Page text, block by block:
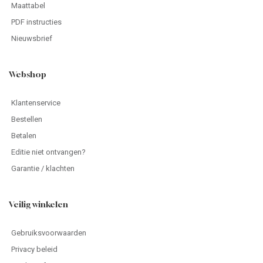
Maattabel
PDF instructies
Nieuwsbrief
Webshop
Klantenservice
Bestellen
Betalen
Editie niet ontvangen?
Garantie / klachten
Veilig winkelen
Gebruiksvoorwaarden
Privacy beleid